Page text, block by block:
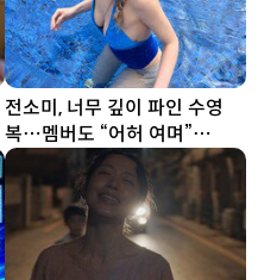
전소미, 너무 깊이 파인 수영
복…멤버도 “어허 여며”
[DA★]